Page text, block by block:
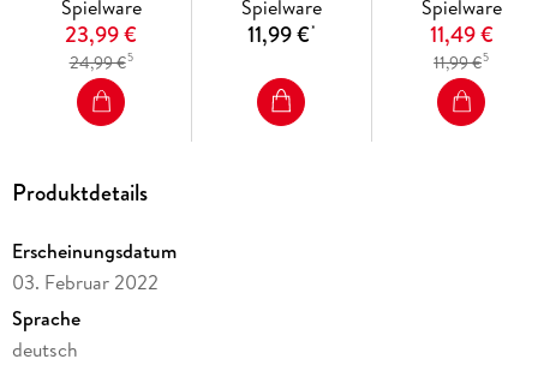
Spielware
23,99 €
24,99 €5
Spielware
11,99 €*
Spielware
11,49 €
11,99 €5
Produktdetails
Erscheinungsdatum
03. Februar 2022
Sprache
deutsch